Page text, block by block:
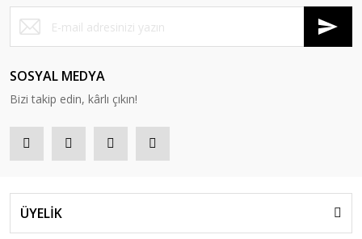
SOSYAL MEDYA
Bizi takip edin, kârlı çıkın!
ÜYELİK